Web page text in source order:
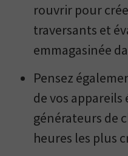
rouvrir pour
traversants et
emmagasinée
Pensez
de vos
générateurs de
heures les plus